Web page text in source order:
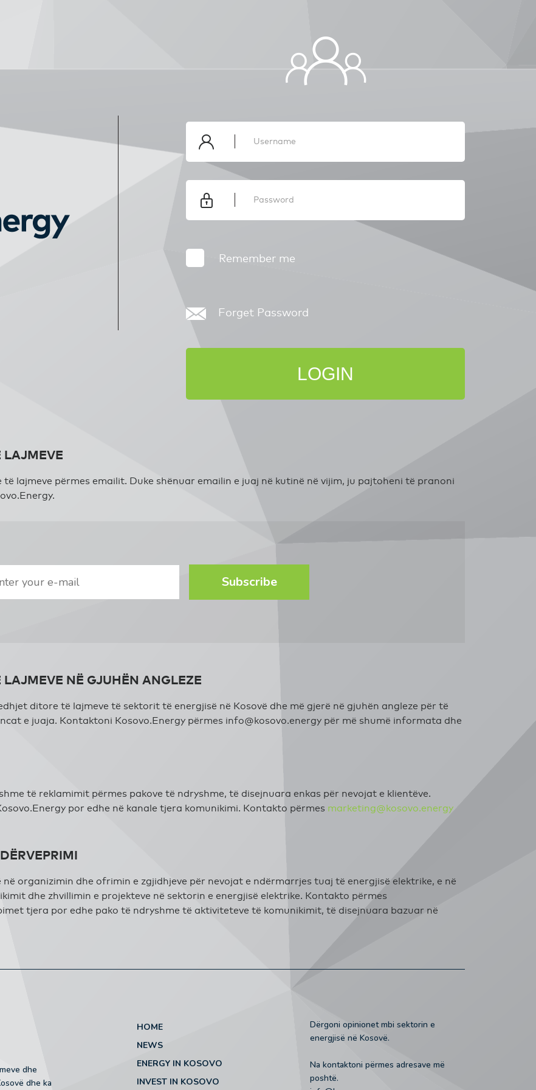
Remember me
Forget Password
LOGIN
LAJMEVE
lajmeve përmes emailit. Duke shënuar emailin e juaj në kutinë në vijim, ju pajtoheni të pranoni
Subscribe
NË GJUHËN ANGLEZE
ditore të lajmeve të sektorit të energjisë në Kosovë dhe më gjerë në gjuhën angleze për të
e juaja. Kontaktoni Kosovo.Energy përmes info@kosovo.energy për më shumë informata dhe
të reklamimit përmes pakove të ndryshme, të disejnuara enkas për nevojat e klientëve.
por edhe në kanale tjera komunikimi. Kontakto përmes marketing@kosovo.energy
organizimin dhe ofrimin e zgjidhjeve për nevojat e ndërmarrjes tuaj të energjisë elektrike, e në
dhe zhvillimin e projekteve në sektorin e energjisë elektrike. Kontakto përmes
tjera por edhe pako të ndryshme të aktiviteteve të komunikimit, të disejnuara bazuar në
dhe
dhe ka
HOME
NEWS
ENERGY IN KOSOVO
INVEST IN KOSOVO
Dërgoni opinionet mbi sektorin e
energjisë në Kosovë.
Na kontaktoni përmes adresave më
poshtë.